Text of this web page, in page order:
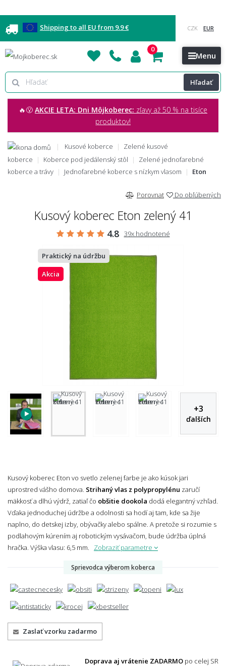
Shipping to all EU from 9.9 €
Blog Bratislava Kontakt Menu
Hľadať
0
🔥😮 AKCIE LETA: Dni Môjkoberec: zľavy až 50 % na tisíce
produktov!
Kusové koberce
Zelené kusové
koberce
Koberce pod jedálenský stôl
Zelené jednofarebné
koberce a trávy
Jednofarebné koberce s nízkym vlasom Eton
Porovnat Do obľúbených
Kusový koberec Eton zelený 41
4.8 39x hodnotené
Praktický na údržbu
Akcia
+3
ďalších
Kusový koberec Eton vo svetlo zelenej farbe je ako kúsok jari
uprostred vášho domova. Strihaný vlas z polypropylénu zaručí
mäkkosť a dlhú výdrž, zatiaľ čo obšitie dookola dodá elegantný vzhľad.
Vďaka jednoduchej údržbe a odolnosti sa hodí aj tam, kde sa žije
naplno, do detskej izby, obývačky alebo spálne. A pretože si rozumie s
podlahovým kúrením aj robotickým vysávačom, bude údržba úplná
hračka. Výška vlasu: 6,5 mm. Zobraziť parametre
Sprievodca výberom koberca
Zaslať vzorku zadarmo
Doprava aj vrátenie ZADARMO po celej SR